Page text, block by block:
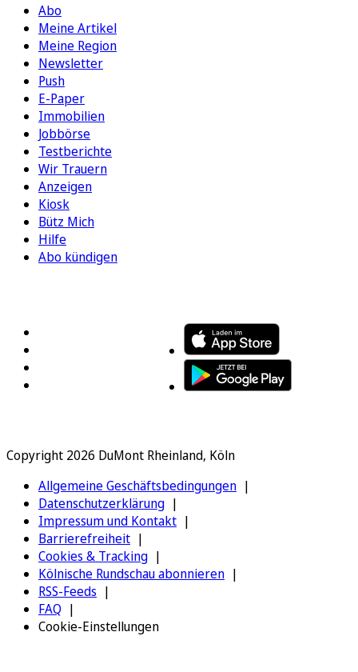
Abo
Meine Artikel
Meine Region
Newsletter
Push
E-Paper
Immobilien
Jobbörse
Testberichte
Wir Trauern
Anzeigen
Kiosk
Bütz Mich
Hilfe
Abo kündigen
Copyright 2026 DuMont Rheinland, Köln
Allgemeine Geschäftsbedingungen
Datenschutzerklärung
Impressum und Kontakt
Barrierefreiheit
Cookies & Tracking
Kölnische Rundschau abonnieren
RSS-Feeds
FAQ
Cookie-Einstellungen